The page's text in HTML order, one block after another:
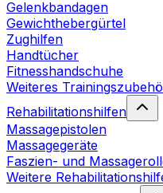
Gelenkbandagen
Gewichthebergürtel
Zughilfen
Handtücher
Fitnesshandschuhe
Weiteres
Rehabilitationshilfen
Massagepistolen
Massagegeräte
Faszien- und
Weitere